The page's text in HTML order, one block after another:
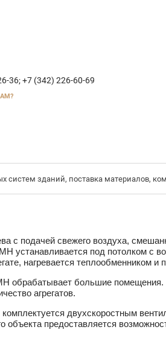
36;+7 (342) 226-60-69
систем зданий, поставка материалов,
с подачей свежего воздуха,
MH устанавливается под потолком с
нагревается теплообменником
обрабатывает большие помещения.
агрегатов.
двухскоростным
предоставляется